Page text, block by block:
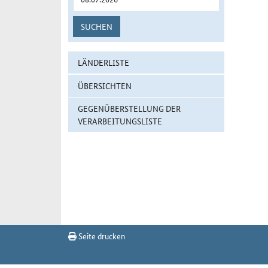
SUCHEN
LÄNDERLISTE
ÜBERSICHTEN
GEGENÜBERSTELLUNG DER
VERARBEITUNGSLISTE
Seite drucken